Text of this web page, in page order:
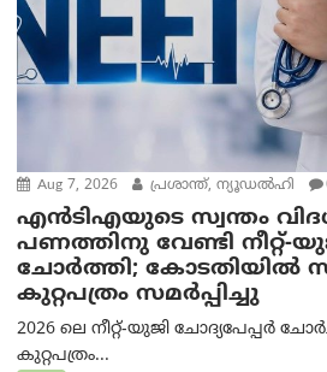
Aug 7, 2026 പ്രശാന്ത്, ന്യൂഡല്‍ഹി
എൻ‌ടി‌എയുടെ സ്വന്തം
പണത്തിനു വേണ്ടി നീറ്റ്-
ചോർത്തി; കോടതിയില്‍
കുറ്റപത്രം സമര്‍പ്പിച്ചു
2026 ലെ നീറ്റ്-യുജി ചോദ്യപേപ്പർ
കുറ്റപത്രം...